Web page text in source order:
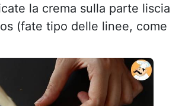
la crema sulla parte liscia
(fate tipo delle linee, come